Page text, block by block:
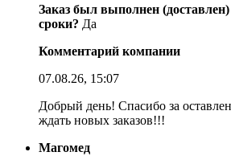
Заказ был выполнен
сроки? Да
Комментарий компании
07.08.26, 15:07
Добрый день! Спасибо за
ждать новых заказов!!!
Магомед